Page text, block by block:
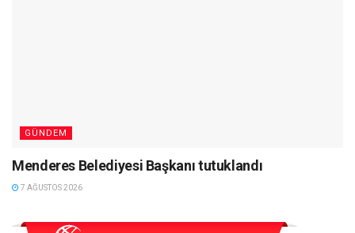
GÜNDEM
Menderes Belediyesi Başkanı tutuklandı
7 AĞUSTOS 2026